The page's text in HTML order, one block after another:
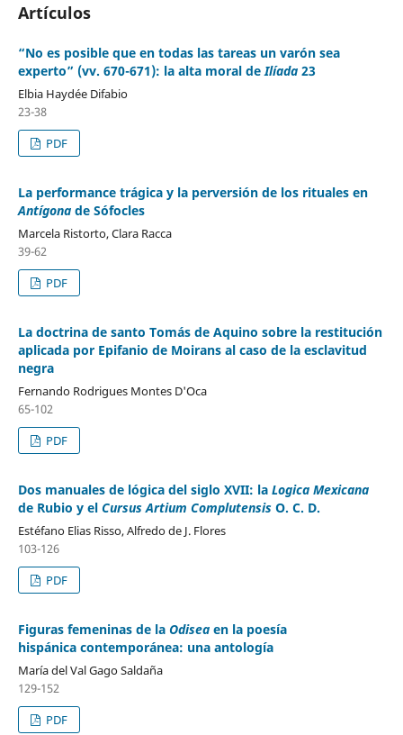
Artículos
“No es posible que en todas las tareas un varón sea
experto” (vv. 670-671): la alta moral deIlíada23
Elbia Haydée Difabio
23-38
PDF
La performance trágica y la perversión de los rituales en
Antígonade Sófocles
Marcela Ristorto, Clara Racca
39-62
PDF
La doctrina de santo Tomás de Aquino sobre la restitución
aplicada por Epifanio de Moirans al caso de la esclavitud
negra
Fernando Rodrigues Montes D'Oca
65-102
PDF
Dos manuales de lógica del siglo XVII: la Logica Mexicana
de Rubio y el Cursus Artium ComplutensisO. C. D.
Estéfano Elias Risso, Alfredo de J. Flores
103-126
PDF
Figuras femeninas de la Odiseaen la poesía
hispánica contemporánea: una antología
María del Val Gago Saldaña
129-152
PDF